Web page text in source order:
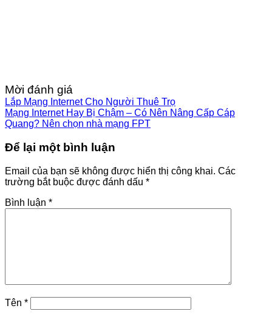
Mời đánh giá
Lắp Mạng Internet Cho Người Thuê Trọ
Mạng Internet Hay Bị Chậm – Có Nên Nâng Cấp Cáp
Quang? Nên chọn nhà mạng FPT
Để lại một bình luận
Email của bạn sẽ không được hiển thị công khai. Các
trường bắt buộc được đánh dấu *
Bình luận *
Tên *